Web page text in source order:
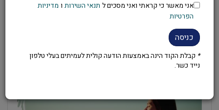
להזמנת יום העיון מלאו את הטופס ושלחו אותו ל-yi@s-
on.co.il
.
לצפייה והורדת טופס הזמנת יום עיון
להזמנת יום העיון יש לפנות לועד
אני מאשר כי קראתי ואני מסכים ל תנאי השירות ו מדיניות
הפרטיות
כניסה
* קבלת הקוד הינה באמצעות הודעה קולית לעמיתים בעלי טלפון
נייד כשר.